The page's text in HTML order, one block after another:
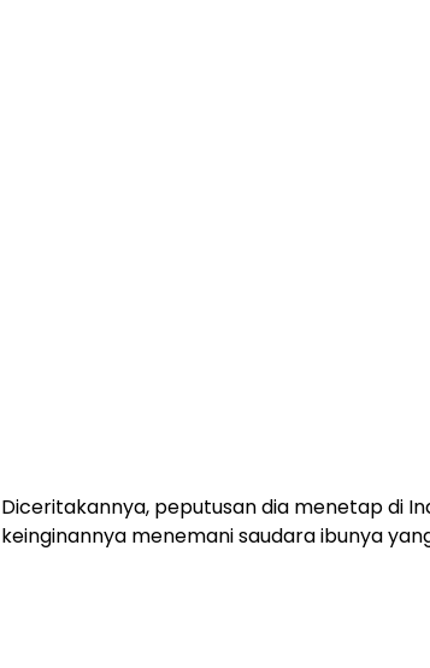
Diceritakannya, peputusan dia menetap di
keinginannya menemani saudara ibunya